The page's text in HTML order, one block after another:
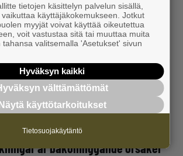
ensamföretagarna tjänar under
år – Företagarna: Skattehöjningar
är bakomliggande orsaker
tietojen käsittelyn palvelun sisällä,
käyttäjäkokemukseen. Jotkut
myyjät voivat käyttää oikeutettua
voit vastustaa sitä tai muuttaa muita
tahansa valitsemalla 'Asetukset' sivun
Hyväksyn kaikki
välttämättömät
Näytä käyttötarkoitukset
Tietosuojakäytäntö